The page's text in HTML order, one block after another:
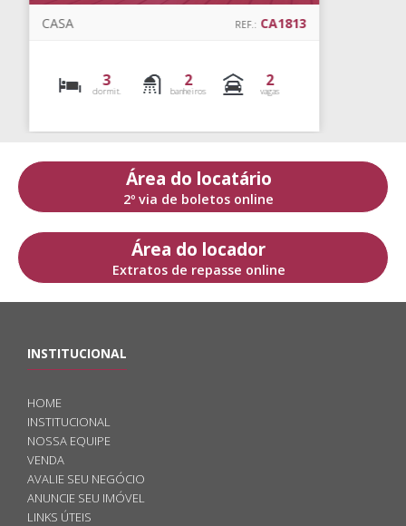
3
dormit.
2
banheiros
Área do locatário
2º via de boletos online
Área do locador
Extratos de repasse online
INSTITUCIONAL
HOME
INSTITUCIONAL
NOSSA EQUIPE
VENDA
AVALIE SEU NEGÓCIO
ANUNCIE SEU IMÓVEL
LINKS ÚTEIS